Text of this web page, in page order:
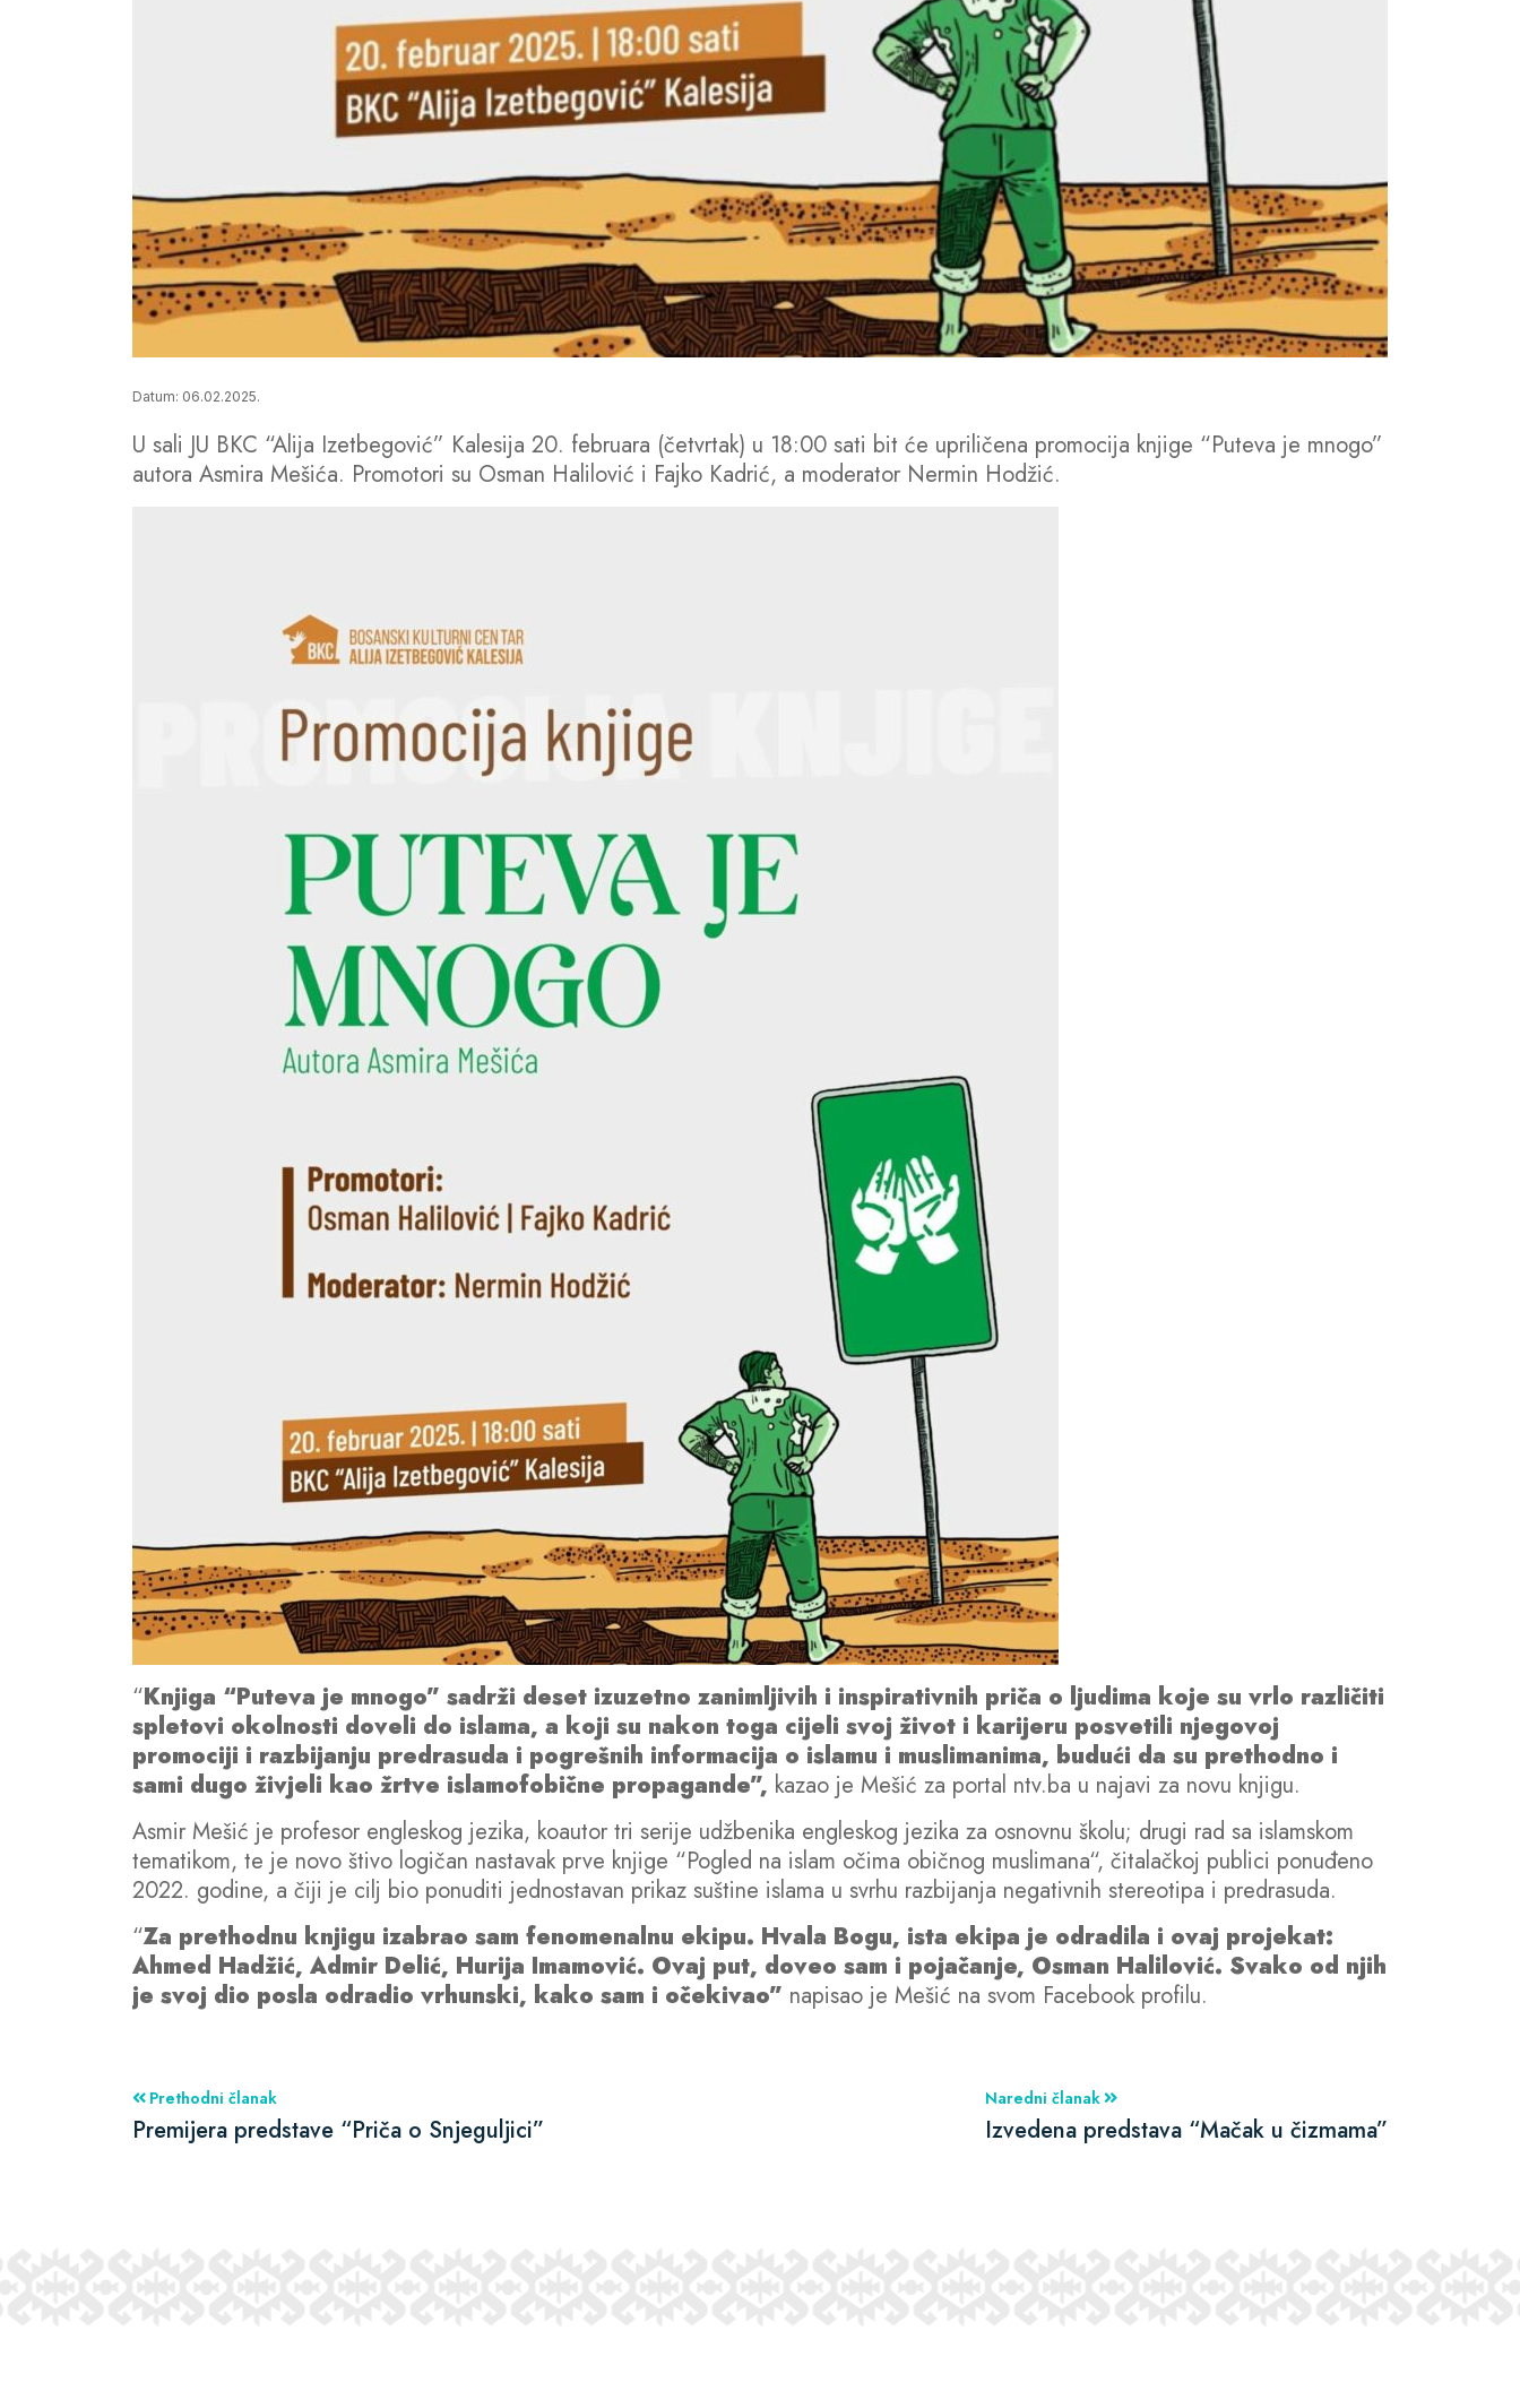
Datum: 06.02.2025.
U sali JU BKC “Alija Izetbegović” Kalesija 20. februara (četvrtak) u 18:00 sati bit će upriličena promocija knjige “Puteva je mnogo”
autora Asmira Mešića. Promotori su Osman Halilović i Fajko Kadrić, a moderator Nermin Hodžić.
“Knjiga “Puteva je mnogo” sadrži deset izuzetno zanimljivih i inspirativnih priča o ljudima koje su vrlo različiti
spletovi okolnosti doveli do islama, a koji su nakon toga cijeli svoj život i karijeru posvetili njegovoj
promociji i razbijanju predrasuda i pogrešnih informacija o islamu i muslimanima, budući da su prethodno i
sami dugo živjeli kao žrtve islamofobične propagande”, kazao je Mešić za portal ntv.ba u najavi za novu knjigu.
Asmir Mešić je profesor engleskog jezika, koautor tri serije udžbenika engleskog jezika za osnovnu školu; drugi rad sa islamskom
tematikom, te je novo štivo logičan nastavak prve knjige “Pogled na islam očima običnog muslimana“, čitalačkoj publici ponuđeno
2022. godine, a čiji je cilj bio ponuditi jednostavan prikaz suštine islama u svrhu razbijanja negativnih stereotipa i predrasuda.
“Za prethodnu knjigu izabrao sam fenomenalnu ekipu. Hvala Bogu, ista ekipa je odradila i ovaj projekat:
Ahmed Hadžić, Admir Delić, Hurija Imamović. Ovaj put, doveo sam i pojačanje, Osman Halilović. Svako od njih
je svoj dio posla odradio vrhunski, kako sam i očekivao” napisao je Mešić na svom Facebook profilu.
Prethodni članak
Premijera predstave “Priča o Snjeguljici”
Naredni članak
Izvedena predstava “Mačak u čizmama”